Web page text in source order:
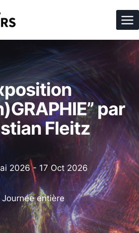
par
Fleitz
2026- 17 Oct 2026
Journée entière